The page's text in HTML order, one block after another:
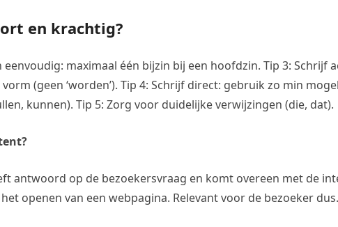
en krachtig?
maximaal één bijzin bij een hoofdzin. Tip 3: Schrijf
(geen ‘worden’). Tip 4: Schrijf direct: gebruik zo min
kunnen). Tip 5: Zorg voor duidelijke verwijzingen (die, dat).
antwoord op de bezoekersvraag en komt overeen met de
openen van een webpagina. Relevant voor de bezoeker dus.